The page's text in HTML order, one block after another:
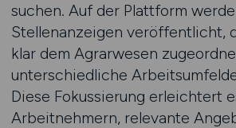
suchen. Auf der Plattform
Stellenanzeigen veröffentlicht,
klar dem Agrarwesen
unterschiedliche
Diese Fokussierung erleichtert
Arbeitnehmern, relevante